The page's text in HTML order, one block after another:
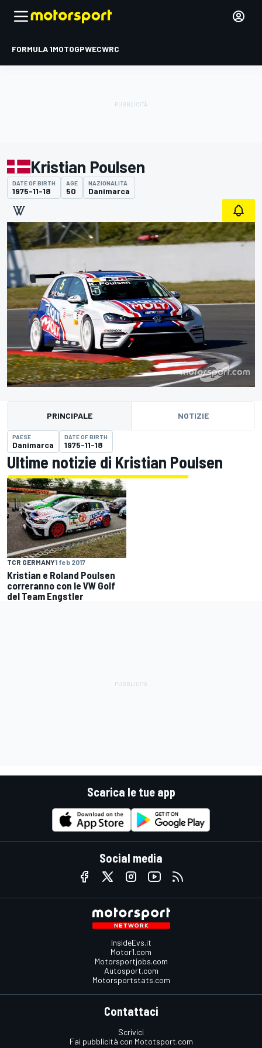
FORMULA 1MOTOGPWECWRC
Kristian Poulsen
DATE OF BIRTH
1975-11-18
AGE
50
NAZIONALITÀ
Danimarca
PRINCIPALE NOTIZIE
PAESE
Danimarca
DATE OF BIRTH
1975-11-18
Ultime notizie di Kristian Poulsen
TCR GERMANY1 feb 2017
Kristian e Roland Poulsen
correranno con le VW Golf
del Team Engstler
Scarica le tue app
Social media
InsideEvs.it
Motor1.com
Motorsportjobs.com
Autosport.com
Motorsportstats.com
Contattaci
Scrivici
Fai pubblicità con Mototsport.com